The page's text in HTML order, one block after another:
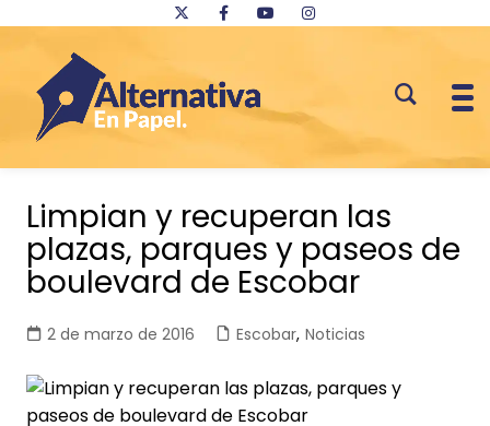
contenido
Limpian y recuperan las
plazas, parques y paseos de
boulevard de Escobar
2 de marzo de 2016 Escobar, Noticias